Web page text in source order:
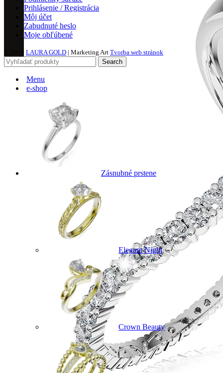
Prihlásenie / Registrácia
Môj účet
Zabudnuté heslo
Moje obľúbené
LAURA GOLD | Marketing Art Tvorba web stránok
Search
Menu
e-shop
Zásnubné prstene
Elegant Night
Crown Beauty